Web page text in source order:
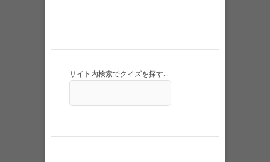
サイト内検索でクイズを探す…